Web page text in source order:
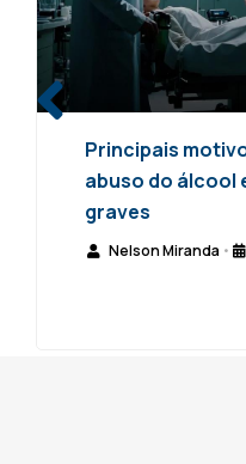
Principais
abuso do álcool
graves
Nelson Miranda •